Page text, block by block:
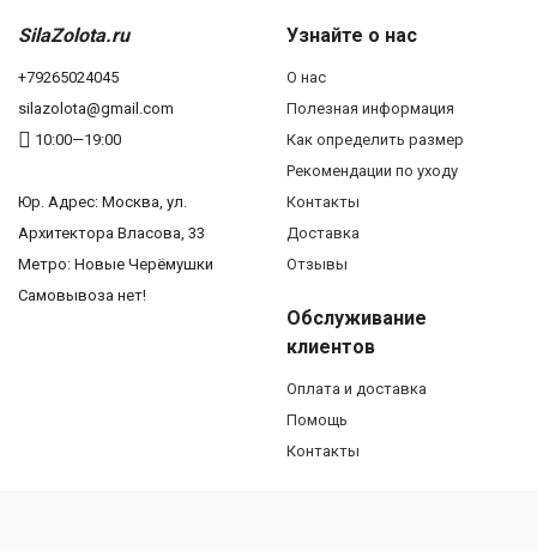
SilaZolota.ru
+79265024045
silazolota@gmail.com
10:00—19:00
Юр. Адреc: Москва, ул.
Архитектора Власова, 33
Метро: Новые Черёмушки
Самовывоза нет!
Узнайте о нас
О нас
Полезная информация
Как определить размер
Рекомендации по уходу
Контакты
Доставка
Отзывы
Обслуживание
клиентов
Оплата и доставка
Помощь
Контакты